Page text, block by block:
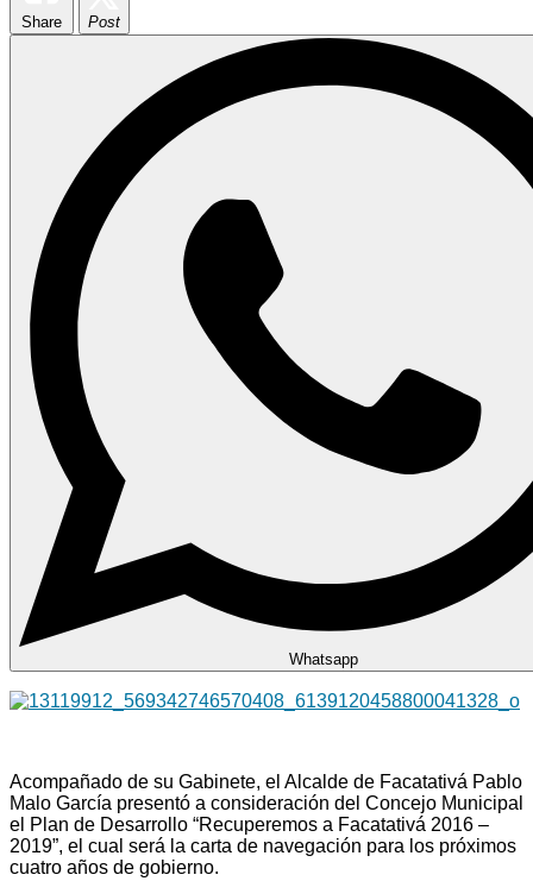
Share Post
Whatsapp
Acompañado de su Gabinete, el Alcalde de Facatativá Pablo
Malo García presentó a consideración del Concejo Municipal
el Plan de Desarrollo “Recuperemos a Facatativá 2016 –
2019”, el cual será la carta de navegación para los próximos
cuatro años de gobierno.